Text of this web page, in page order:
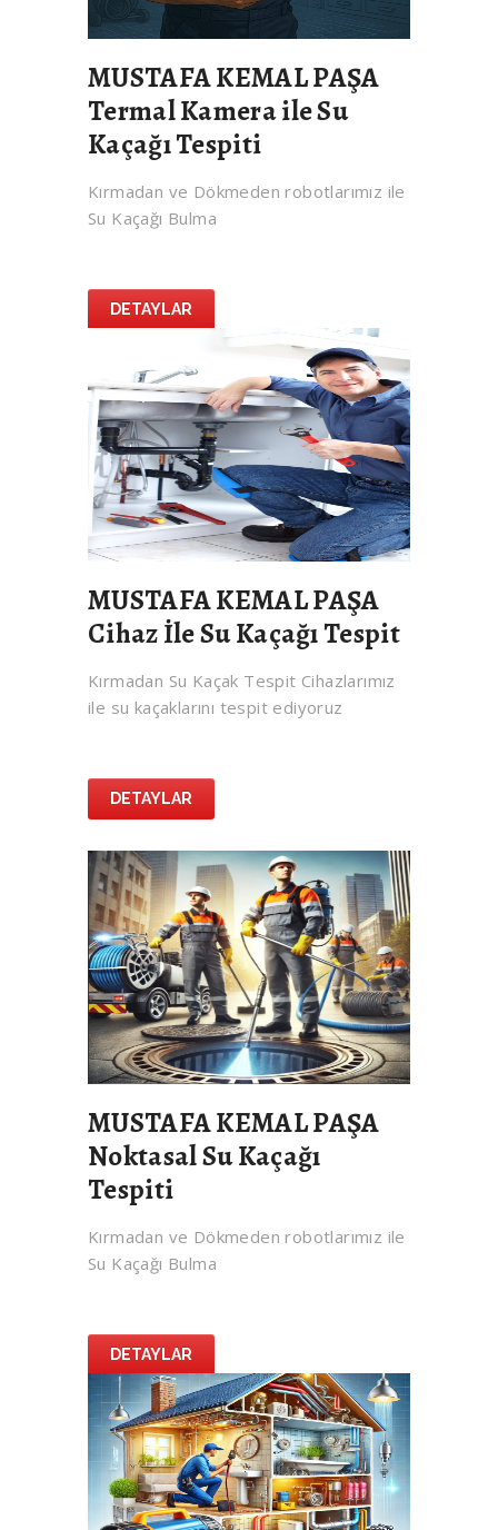
MUSTAFA KEMAL PAŞA
Termal Kamera ile Su
Kaçağı Tespiti
Kırmadan ve Dökmeden robotlarımız ile
Su Kaçağı Bulma
DETAYLAR
MUSTAFA KEMAL PAŞA
Cihaz İle Su Kaçağı Tespit
Kırmadan Su Kaçak Tespit Cihazlarımız
ile su kaçaklarını tespit ediyoruz
DETAYLAR
MUSTAFA KEMAL PAŞA
Noktasal Su Kaçağı
Tespiti
Kırmadan ve Dökmeden robotlarımız ile
Su Kaçağı Bulma
DETAYLAR